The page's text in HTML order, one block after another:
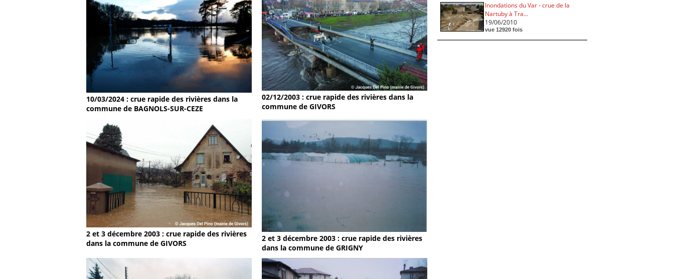
10/03/2024 : crue rapide des rivières dans la
commune de BAGNOLS-SUR-CEZE
02/12/2003 : crue rapide des rivières dans la
commune de GIVORS
2 et 3 décembre 2003 : crue rapide des rivières
dans la commune de GIVORS
2 et 3 décembre 2003 : crue rapide des rivières
dans la commune de GRIGNY
Inondations du Var - crue de la
Nartuby à Tra...
19/06/2010
vue 12920 fois